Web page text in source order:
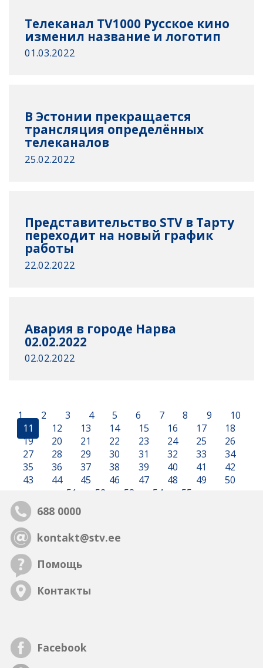
Телеканал TV1000 Русское кинo
изменил название и логотип
01.03.2022
В Эстонии прекращается
трансляция определённых
телеканалов
25.02.2022
Представительство STV в Тарту
переходит на новый график
работы
22.02.2022
Авария в городе Нарва
02.02.2022
02.02.2022
1 2 3 4 5 6 7 8 9
10
11
12 13 14 15 16 17
18
19
20 21 22 23 24 25
26
27
28 29 30 31 32 33
34
35
36 37 38 39 40 41
42
43
44 45 46 47 48 49
50
51
52 53 54 55
688 0000
kontakt@stv.ee
Помощь
Контакты
Facebook